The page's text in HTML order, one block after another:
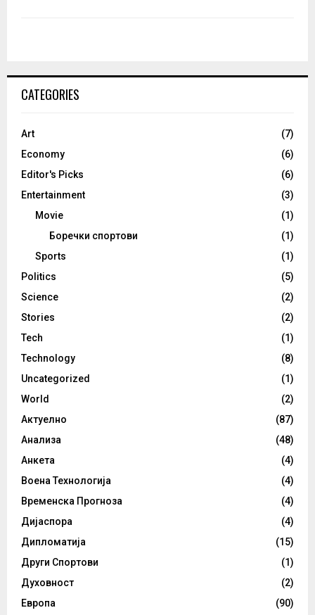
CATEGORIES
Art
(7)
Economy
(6)
Editor's Picks
(6)
Entertainment
(3)
Movie
(1)
Боречки спортови
(1)
Sports
(1)
Politics
(5)
Science
(2)
Stories
(2)
Tech
(1)
Technology
(8)
Uncategorized
(1)
World
(2)
Актуелно
(87)
Анализа
(48)
Анкета
(4)
Воена Технологија
(4)
Временска Прогноза
(4)
Дијаспора
(4)
Дипломатија
(15)
Други Спортови
(1)
Духовност
(2)
Европа
(90)